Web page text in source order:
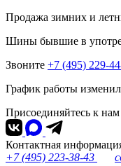
Продажа зимних и
Шины бывшие в
Звоните +7 (495) 229-
График работы
Присоединяйтесь к нам
Контактная
+7 (495) 223-38-43